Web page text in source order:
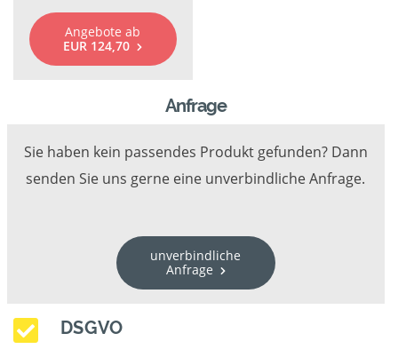
Angebote ab
EUR 124,70
Anfrage
Sie haben kein passendes Produkt gefunden? Dann
senden Sie uns gerne eine unverbindliche Anfrage.
unverbindliche
Anfrage
DSGVO